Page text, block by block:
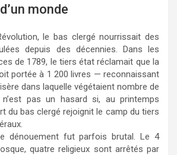
monde
le bas clergé nourrissait des
depuis des décennies. Dans les
de 1789, le tiers état réclamait que la
portée à 1 200 livres — reconnaissant
dans laquelle végétaient nombre de
pas un hasard si, au printemps
du bas clergé rejoignit le camp du tiers
dénouement fut parfois brutal. Le 4
quatre religieux sont arrêtés par